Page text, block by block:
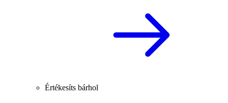
Értékesíts bárhol